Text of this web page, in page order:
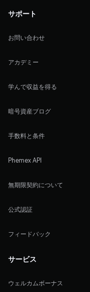
サポート
お問い合わせ
アカデミー
学んで収益を得る
暗号資産ブログ
手数料と条件
Phemex API
無期限契約について
公式認証
フィードバック
サービス
ウェルカムボーナス